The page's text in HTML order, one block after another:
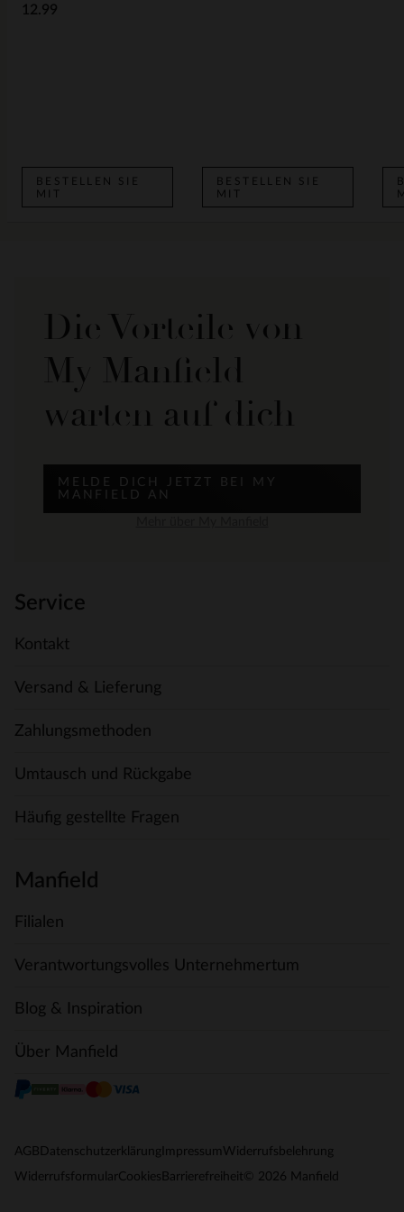
12.99
BESTELLEN SIE
MIT
BESTELLEN SIE
MIT
Die Vorteile von
My Manfield
warten auf dich
MELDE DICH JETZT BEI MY
MANFIELD AN
Service
Kontakt
Versand & Lieferung
Zahlungsmethoden
Umtausch und Rückgabe
Häufig gestellte Fragen
Manfield
Filialen
Verantwortungsvolles Unternehmertum
Blog & Inspiration
Über Manfield
AGB Datenschutzerklärung Impressum Widerrufsbelehrung
WiderrufsformularCookies Barrierefreiheit © 2026 Manfield